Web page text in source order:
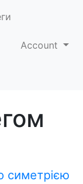
Account
симетрією